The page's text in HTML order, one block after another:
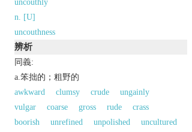
uncouthly
n. [U]
uncouthness
辨析
同義:
a.笨拙的；粗野的
awkward
clumsy crude
ungainly
vulgar
coarse gross rude
crass
boorish
unrefined unpolished
uncultured